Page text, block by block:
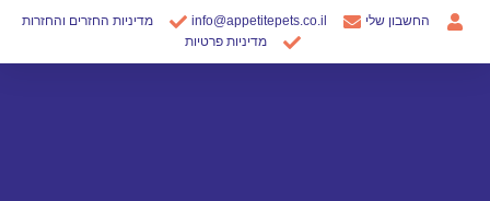
דילוג
החשבון שלי info@appetitepets.co.il
מדיניות החזרים והחזרות
מדיניות פרטיות